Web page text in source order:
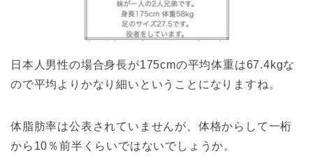
日本人男性の場合身長が175cmの平均体重は67.4kgな
ので平均よりかなり細いということになりますね。
体脂肪率は公表されていませんが、体格からして一桁
から10％前半くらいではないでしょうか。